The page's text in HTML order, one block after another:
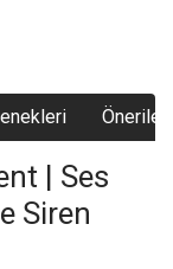
| Ses
Siren